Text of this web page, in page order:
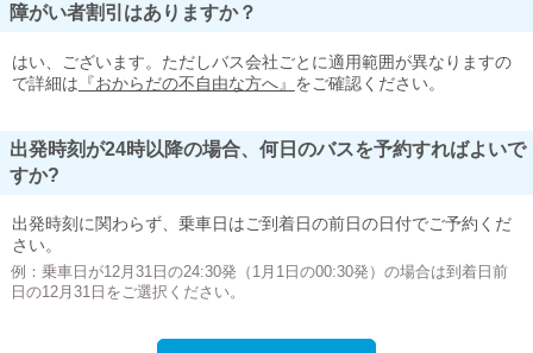
障がい者割引はありますか？
はい、ございます。ただしバス会社ごとに適用範囲が異なりますの
で詳細は 『おからだの不自由な方へ』 をご確認ください。
出発時刻が24時以降の場合、何日のバスを予約すればよいで
すか?
出発時刻に関わらず、乗車日はご到着日の前日の日付でご予約くだ
さい。
例：乗車日が12月31日の24:30発（1月1日の00:30発）の場合は到着日前
日の12月31日をご選択ください。